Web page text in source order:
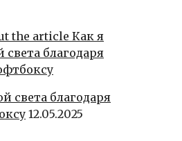
света благодаря
12.05.2025